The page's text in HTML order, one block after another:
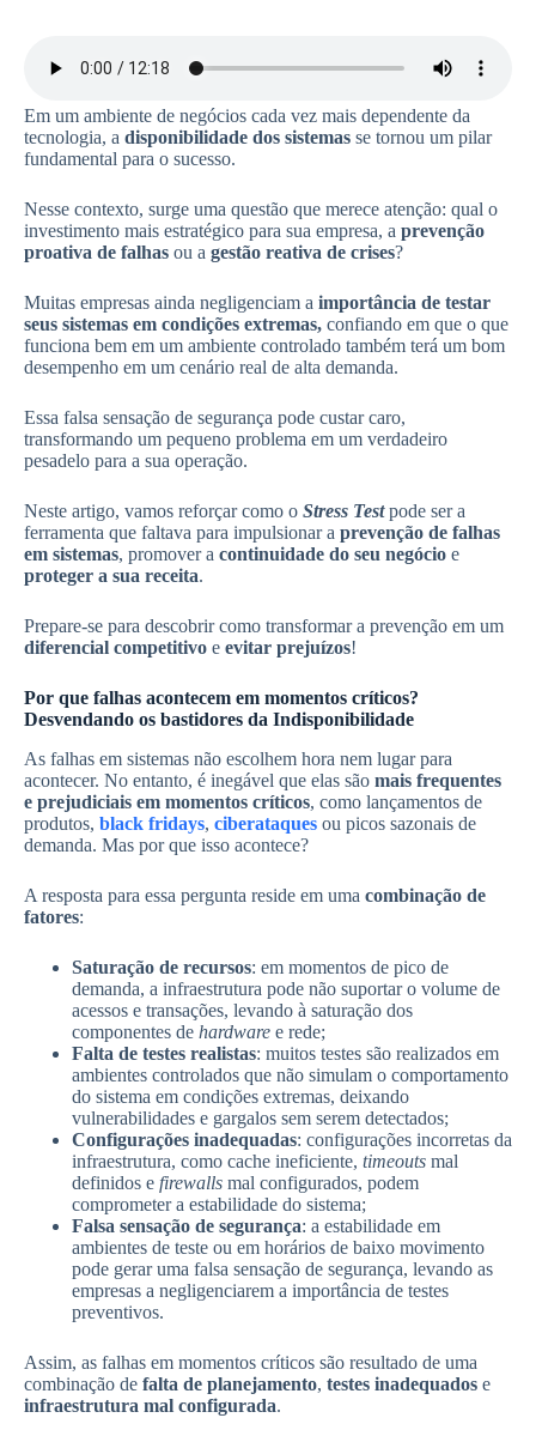
Em um ambiente de negócios cada vez mais dependente da
tecnologia, a disponibilidade dos sistemas se tornou um pilar
fundamental para o sucesso.
Nesse contexto, surge uma questão que merece atenção: qual o
investimento mais estratégico para sua empresa, a prevenção
proativa de falhas ou a gestão reativa de crises?
Muitas empresas ainda negligenciam a importância de testar
seus sistemas em condições extremas, confiando em que o que
funciona bem em um ambiente controlado também terá um bom
desempenho em um cenário real de alta demanda.
Essa falsa sensação de segurança pode custar caro,
transformando um pequeno problema em um verdadeiro
pesadelo para a sua operação.
Neste artigo, vamos reforçar como o Stress Testpode ser a
ferramenta que faltava para impulsionar a prevenção de falhas
em sistemas, promover a continuidade do seu negócio e
proteger a sua receita.
Prepare-se para descobrir como transformar a prevenção em um
diferencial competitivo e evitar prejuízos!
Por que falhas acontecem em momentos críticos?
Desvendando os bastidores da Indisponibilidade
As falhas em sistemas não escolhem hora nem lugar para
acontecer. No entanto, é inegável que elas são mais frequentes
e prejudiciais em momentos críticos, como lançamentos de
produtos, black fridays, ciberataques ou picos sazonais de
demanda. Mas por que isso acontece?
A resposta para essa pergunta reside em uma combinação de
fatores:
Saturação de recursos: em momentos de pico de
demanda, a infraestrutura pode não suportar o volume de
acessos e transações, levando à saturação dos
componentes de hardware e rede;
Falta de testes realistas: muitos testes são realizados em
ambientes controlados que não simulam o comportamento
do sistema em condições extremas, deixando
vulnerabilidades e gargalos sem serem detectados;
Configurações inadequadas: configurações incorretas da
infraestrutura, como cache ineficiente, timeouts mal
definidos e firewalls mal configurados, podem
comprometer a estabilidade do sistema;
Falsa sensação de segurança: a estabilidade em
ambientes de teste ou em horários de baixo movimento
pode gerar uma falsa sensação de segurança, levando as
empresas a negligenciarem a importância de testes
preventivos.
Assim, as falhas em momentos críticos são resultado de uma
combinação de falta de planejamento, testes inadequados e
infraestrutura mal configurada.